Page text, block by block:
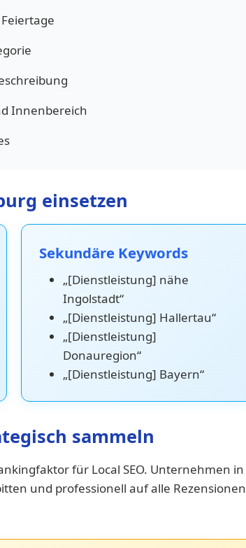
Innenbereich
einsetzen
Sekundäre Keywords
„[Dienstleistung] nähe
Ingolstadt“
„[Dienstleistung] Hallertau“
„[Dienstleistung]
Donauregion“
„[Dienstleistung] Bayern“
sammeln
für Local SEO. Unternehmen in
und professionell auf alle Rezensionen